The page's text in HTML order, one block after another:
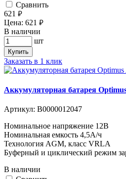
Cравнить
621 руб.
Цена: 621 руб.
В наличии
шт
Купить
Заказать в 1 клик
Аккумуляторная батарея
Артикул: В0000012047
Номинальное напряжение 12B
Номинальная емкость 4,5A/ч
Технология AGM, класс VRLA
Буферный и циклический режим
В наличии